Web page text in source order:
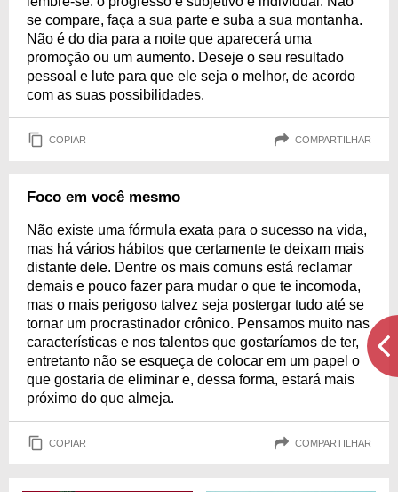
se compare, faça a sua parte e suba a sua montanha.
Não é do dia para a noite que aparecerá uma
promoção ou um aumento. Deseje o seu resultado
pessoal e lute para que ele seja o melhor, de acordo
com as suas possibilidades.
COPIAR COMPARTILHAR
Foco em você mesmo
Não existe uma fórmula exata para o sucesso na vida,
mas há vários hábitos que certamente te deixam mais
distante dele. Dentre os mais comuns está reclamar
demais e pouco fazer para mudar o que te incomoda,
mas o mais perigoso talvez seja postergar tudo até se
tornar um procrastinador crônico. Pensamos muito nas
características e nos talentos que gostaríamos de ter,
entretanto não se esqueça de colocar em um papel o
que gostaria de eliminar e, dessa forma, estará mais
próximo do que almeja.
COPIAR COMPARTILHAR